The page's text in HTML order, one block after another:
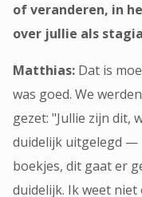
of veranderen, in
over jullie als
Matthias: Dat is
was goed. We
gezet: "Jullie zijn dit,
duidelijk uitgelegd —
boekjes, dit gaat er
duidelijk. Ik weet